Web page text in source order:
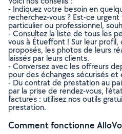
- Indiquez votre besoin en
recherchez-vous ? Est-ce
particulier ou professionnel,
- Consultez la liste de tous les
vous à Étueffont ! Sur leur profil,
proposés, les photos de leurs
laissés par leurs clients.
- Conversez avec les offreurs
pour des échanges sécurisés et
- Du contrat de prestation au
par la prise de rendez-vous,
factures : utilisez nos outils
prestation.
Comment fonctionne